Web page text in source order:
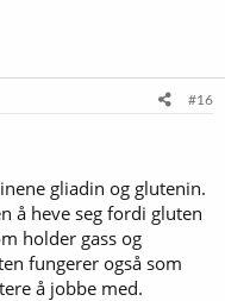
#16
gliadin og glutenin.
å heve seg fordi gluten
holder gass og
fungerer også som
å jobbe med.